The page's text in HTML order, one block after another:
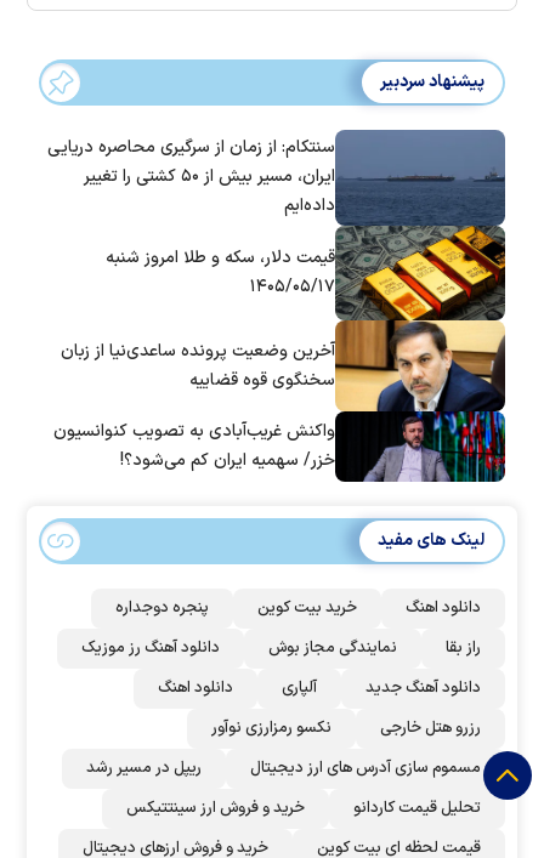
پیشنهاد سردبیر
سنتکام: از زمان از سرگیری محاصره دریایی
ایران، مسیر بیش از ۵۰ کشتی را تغییر
داده‌ایم
قیمت دلار، سکه و طلا امروز شنبه
۱۴۰۵/۰۵/۱۷
آخرین وضعیت پرونده ساعدی‌نیا از زبان
سخنگوی قوه قضاییه
واکنش غریب‌آبادی به تصویب کنوانسیون
خزر/ سهمیه ایران کم می‌شود؟!
لینک های مفید
دانلود اهنگ خرید بیت کوین
پنجره دوجداره
راز بقا
نمایندگی مجاز بوش
دانلود آهنگ رز‌ موزیک
دانلود آهنگ جدید
آلپاری
دانلود اهنگ
رزرو هتل خارجی
نکسو رمزارزی نوآور
مسموم سازی آدرس های ارز دیجیتال
ریپل در مسیر رشد
تحلیل قیمت کاردانو
خرید و فروش ارز سینتتیکس
قیمت لحظه ای بیت کوین
خرید و فروش ارزهای دیجیتال